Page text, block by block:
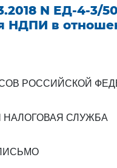
N ЕД-4-3/
НДПИ в
РОССИЙСКОЙ
НАЛОГОВАЯ СЛУЖБА